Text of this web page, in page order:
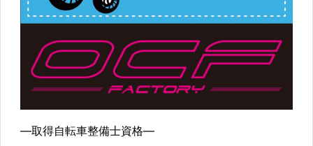
—取得自転車整備士資格—